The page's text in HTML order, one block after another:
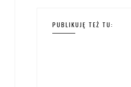
PUBLIKUJĘ TEŻ TU: